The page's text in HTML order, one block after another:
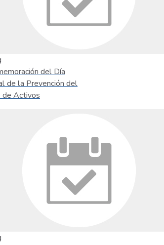
del Día
de la Prevención del
de Activos